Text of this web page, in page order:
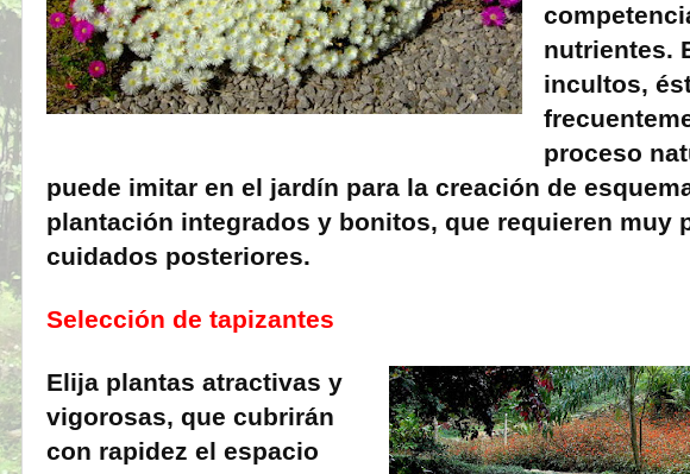
nutrientes.
incultos,
proceso
puede imitar en el jardín para la creación de
plantación integrados y bonitos, que requieren muy
cuidados posteriores.
Selección de tapizantes
Elija plantas atractivas y
vigorosas, que cubrirán
con rapidez el espacio